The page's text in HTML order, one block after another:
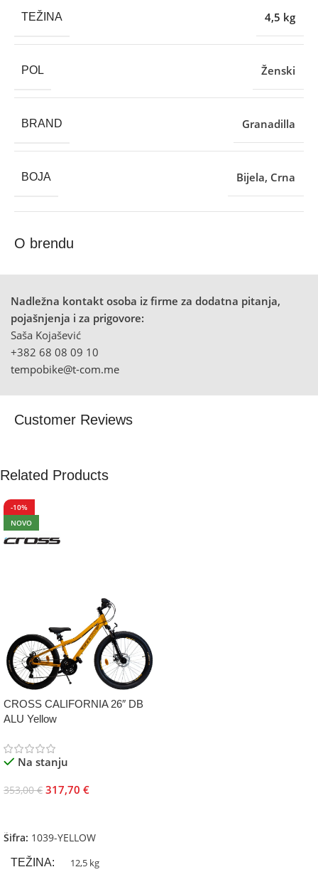
TEŽINA 4,5 kg
POL Ženski
BRAND Granadilla
BOJA Bijela, Crna
O brendu
Nadležna kontakt osoba iz firme za dodatna pitanja,
pojašnjenja i za prigovore:
Saša Kojašević
+382 68 08 09 10
tempobike@t-com.me
Customer Reviews
Related Products
-10%
NOVO
CROSS CALIFORNIA 26″ DB
ALU Yellow
Na stanju
353,00€ 317,70 €
Šifra: 1039-YELLOW
TEŽINA 12,5 kg